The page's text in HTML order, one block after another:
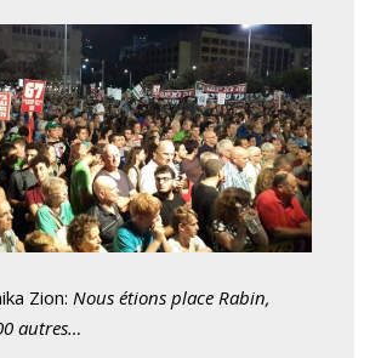
Zion:Nous étions place Rabin,
autres…